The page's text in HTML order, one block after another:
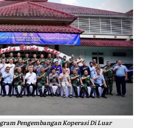
Pengembangan Koperasi Di Luar